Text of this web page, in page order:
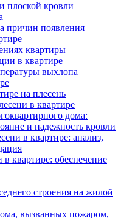
плоской кровли
причин появления
квартиры
в квартире
выхлопа
на плесень
в квартире
дома:
и надежность кровли
в квартире: анализ,
квартире: обеспечение
строения на жилой
вызванных пожаром,